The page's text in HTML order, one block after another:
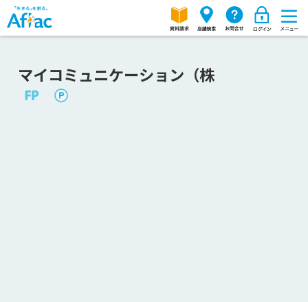
マイコミュニケーション（株